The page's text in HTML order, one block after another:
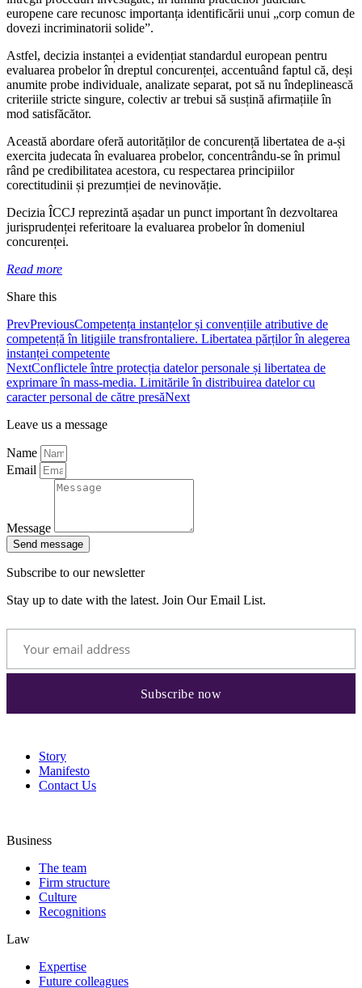
europene care recunosc importanța identificării unui „corp comun de
dovezi incriminatorii solide”.
Astfel, decizia instanței a evidențiat standardul european pentru
evaluarea probelor în dreptul concurenței, accentuând faptul că, deși
anumite probe individuale, analizate separat, pot să nu îndeplinească
criteriile stricte singure, colectiv ar trebui să susțină afirmațiile în
mod satisfăcător.
Această abordare oferă autorităților de concurență libertatea de a-și
exercita judecata în evaluarea probelor, concentrându-se în primul
rând pe credibilitatea acestora, cu respectarea principiilor
corectitudinii și prezumției de nevinovăție.
Decizia ÎCCJ reprezintă așadar un punct important în dezvoltarea
jurisprudenței referitoare la evaluarea probelor în domeniul
concurenței.
Read more
Share this
PrevPreviousCompetența instanțelor și convențiile atributive de
competență în litigiile transfrontaliere. Libertatea părților în alegerea
instanței competente
NextConflictele între protecția datelor personale și libertatea de
exprimare în mass-media. Limitările în distribuirea datelor cu
caracter personal de către presăNext
Leave us a message
Name
Email
Message
Send message
Subscribe to our newsletter
Stay up to date with the latest. Join Our Email List.
Story
Manifesto
Contact Us
Business
The team
Firm structure
Culture
Recognitions
Law
Expertise
Future colleagues